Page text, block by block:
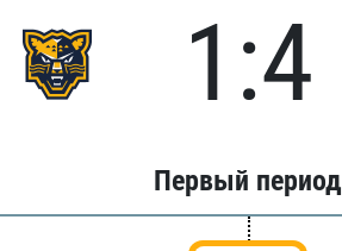
1:4
Первый период